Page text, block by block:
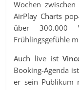
Wochen
AirPlay Charts
über 300.000
Frühlingsgefühle
Auch live ist
Booking-Agenda
er sein Publikum